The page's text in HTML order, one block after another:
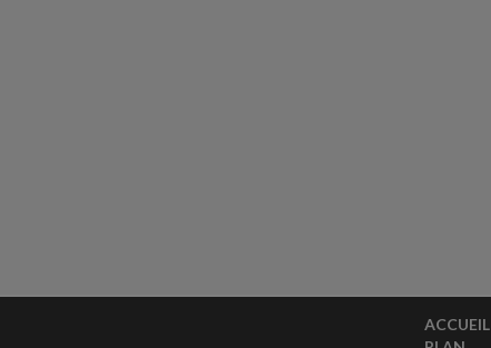
ACCUEIL